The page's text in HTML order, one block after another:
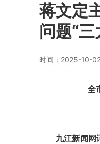
蒋文定
问题“
时间：2025-10-
全
九江新闻网